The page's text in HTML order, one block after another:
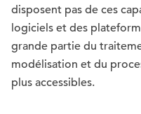
disposent pas de ces
logiciels et des
grande partie du
modélisation et du
plus accessibles.